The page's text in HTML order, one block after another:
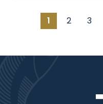
1 2 3